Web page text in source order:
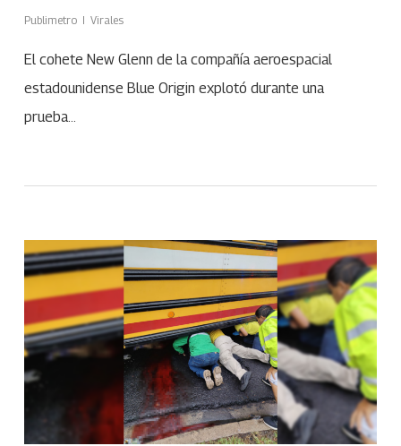
Publimetro Virales
El cohete New Glenn de la compañía aeroespacial
estadounidense Blue Origin explotó durante una
prueba…